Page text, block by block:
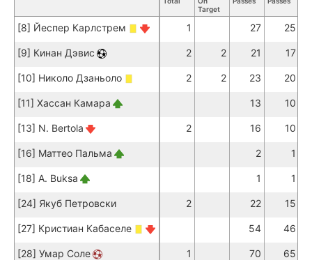
Target
[8] Йеспер Карлстрем 1 27 25
[9] Кинан Дэвис 2 2 21 17
[10] Николо Дзаньоло 2 2 23 20
[11] Хассан Камара 13 10
[13] N. Bertola 2 16 10
[16] Маттео Пальма 2 1
[18] A. Buksa 1 1
[24] Якуб Петровски 2 22 15
[27] Кристиан Кабаселе 54 46
[28] Умар Соле 1 70 65